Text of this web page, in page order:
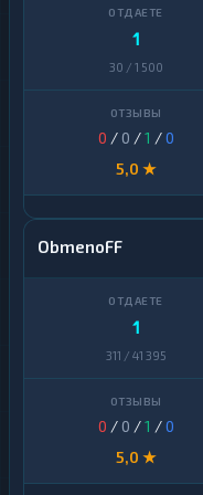
1
30 / 1 500
0 / 0 /1 /0
5,0 ★
ObmenoFF
1
311 / 41 395
0 / 0 /1 /0
5,0 ★
Ontology1
1
Polkadot1
1